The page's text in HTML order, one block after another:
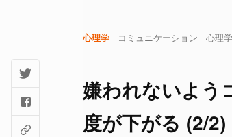
心理学 コミュニケーション 心理学
嫌われないよう
度が下がる (2/2)